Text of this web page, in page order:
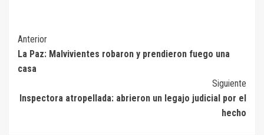
Navegación
de
Anterior
La Paz: Malvivientes robaron y prendieron fuego una
casa
Siguiente
Inspectora atropellada: abrieron un legajo judicial por el
hecho